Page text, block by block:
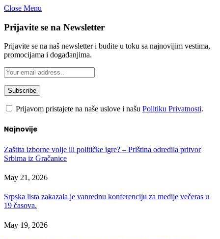
Close Menu
Prijavite se na Newsletter
Prijavite se na naš newsletter i budite u toku sa najnovijim vestima,
promocijama i događanjima.
Prijavom pristajete na naše uslove i našu Politiku Privatnosti.
Najnovije
Zaštita izborne volje ili političke igre? – Priština odredila pritvor
Srbima iz Gračanice
May 21, 2026
Srpska lista zakazala je vanrednu konferenciju za medije večeras u
19 časova.
May 19, 2026